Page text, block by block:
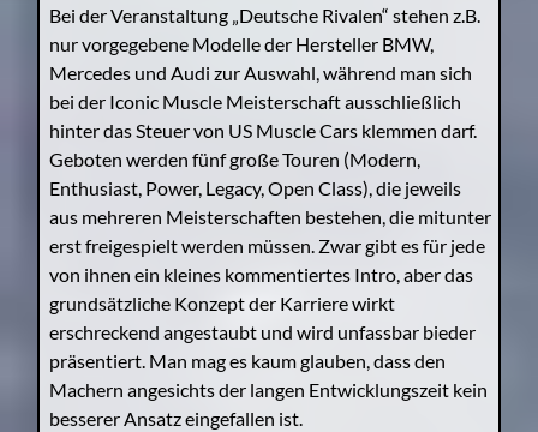
Bei der Veranstaltung „Deutsche Rivalen“ stehen z.B.
nur vorgegebene Modelle der Hersteller BMW,
Mercedes und Audi zur Auswahl, während man sich
bei der Iconic Muscle Meisterschaft ausschließlich
hinter das Steuer von US Muscle Cars klemmen darf.
Geboten werden fünf große Touren (Modern,
Enthusiast, Power, Legacy, Open Class), die jeweils
aus mehreren Meisterschaften bestehen, die mitunter
erst freigespielt werden müssen. Zwar gibt es für jede
von ihnen ein kleines kommentiertes Intro, aber das
grundsätzliche Konzept der Karriere wirkt
erschreckend angestaubt und wird unfassbar bieder
präsentiert. Man mag es kaum glauben, dass den
Machern angesichts der langen Entwicklungszeit kein
besserer Ansatz eingefallen ist.